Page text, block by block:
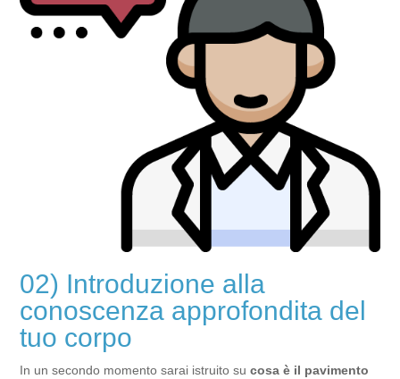
02) Introduzione alla
conoscenza approfondita del
tuo corpo
In un secondo momento sarai istruito sucosa è il pavimento